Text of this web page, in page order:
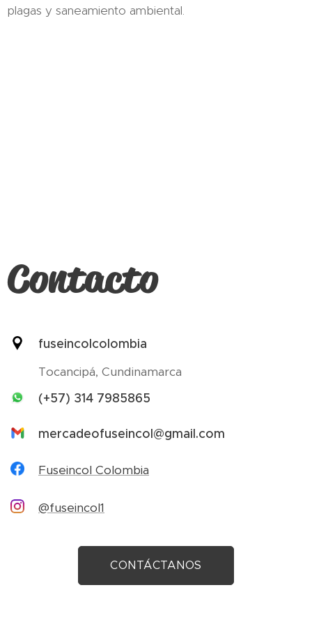
plagas y saneamiento ambiental.
Contacto
fuseincolcolombia
Tocancipá, Cundinamarca
(+57) 314 7985865
mercadeofuseincol@gmail.com
Fuseincol Colombia
@fuseincol1
CONTÁCTANOS